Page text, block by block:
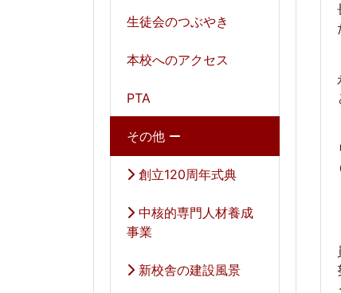
生徒会のつぶやき
本校へのアクセス
PTA
その他
創立120周年式典
中核的専門人材養成
事業
新校舎の建設風景